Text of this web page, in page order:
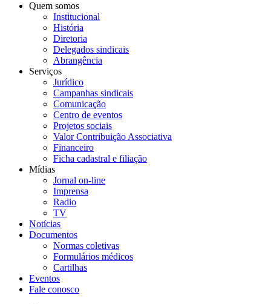
Quem somos
Institucional
História
Diretoria
Delegados sindicais
Abrangência
Serviços
Jurídico
Campanhas sindicais
Comunicação
Centro de eventos
Projetos sociais
Valor Contribuição Associativa
Financeiro
Ficha cadastral e filiação
Mídias
Jornal on-line
Imprensa
Radio
TV
Notícias
Documentos
Normas coletivas
Formulários médicos
Cartilhas
Eventos
Fale conosco